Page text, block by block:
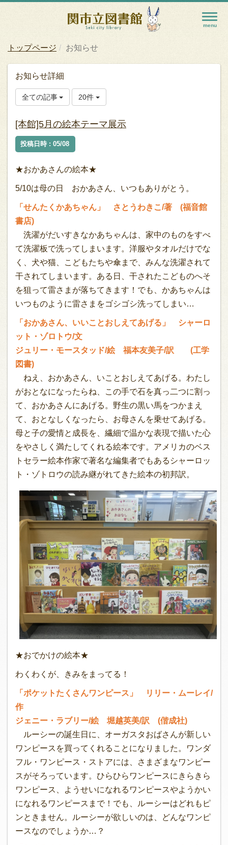
トップページ お知らせ
お知らせ詳細
全ての記事 20件
[本館]5月の絵本テーマ展示
投稿日時 : 05/08
★おかあさんの絵本★
5/10は母の日 おかあさん、いつもありがとう。
「せんたくかあちゃん」 さとうわきこ/著 (福音館
書店)
洗濯がだいすきなかあちゃんは、家中のものをすべ
て洗濯板で洗ってしまいます。洋服やタオルだけでな
く、犬や猫、こどもたちや傘まで、みんな洗濯されて
干されてしまいます。ある日、干されたこどものへそ
を狙って雷さまが落ちてきます！でも、かあちゃんは
いつものように雷さまをゴシゴシ洗ってしまい…
「おかあさん、いいことおしえてあげる」 シャーロ
ット・ゾロトウ/文
ジュリー・モースタッド/絵 福本友美子/訳 (工学
図書)
ねえ、おかあさん、いことおしえてあげる。わたし
がおとなになったらね、この手で石を真っ二つに割っ
て、おかあさんにあげる。野生の黒い馬をつかまえ
て、おとなしくなったら、お母さんを乗せてあげる。
母と子の愛情と成長を、繊細で温かな表現で描いた心
をやさしく満たしてくれる絵本です。アメリカのベス
トセラー絵本作家で著名な編集者でもあるシャーロッ
ト・ゾトロウの読み継がれてきた絵本の初邦訳。
★おでかけの絵本★
わくわくが、きみをまってる！
「ポケットたくさんワンピース」 リリー・ムーレイ/
作
ジェニー・ラブリー/絵 堀越英美/訳 (偕成社)
ルーシーの誕生日に、オーガスタおばさんが新しい
ワンピースを買ってくれることになりました。ワンダ
フル・ワンピース・ストアには、さまざまなワンピー
スがそろっています。ひらひらワンピースにきらきら
ワンピース、ようせいになれるワンピースやようかい
になれるワンピースまで！でも、ルーシーはどれもピ
ンときません。ルーシーが欲しいのは、どんなワンピ
ースなのでしょうか…？